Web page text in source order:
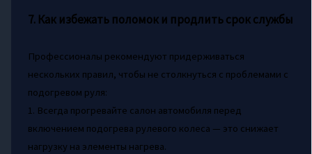
7. Как избежать поломок и продлить срок службы
Профессионалы рекомендуют придерживаться
нескольких правил, чтобы не столкнуться с проблемами с
подогревом руля:
1. Всегда прогревайте салон автомобиля перед
включением подогрева рулевого колеса — это снижает
нагрузку на элементы нагрева.